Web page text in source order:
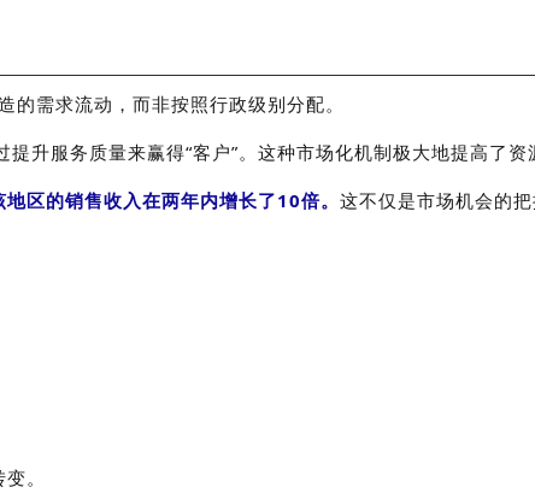
需求流动，而非按照行政级别分配。
升服务质量来赢得“客户”。这种市场化机制极大地提高了资
区的销售收入在两年内增长了10倍。这不仅是市场机会的
。